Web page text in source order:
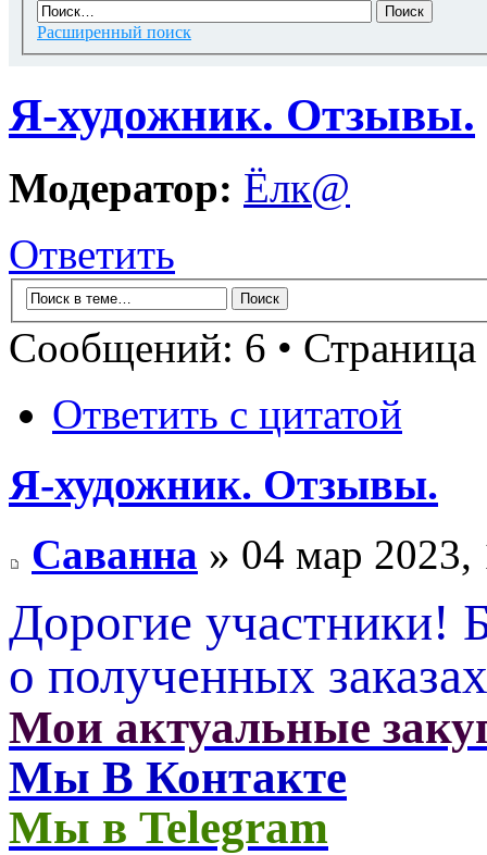
Расширенный поиск
Я-художник. Отзывы.
Модератор: Ёлк@
Ответить
Сообщений: 6 • Страница
Ответить с цитатой
Я-художник. Отзывы.
Саванна » 04 мар 2023,
Дорогие участники!
о полученных
Мои актуальные
Мы В Контакте
Мы в Telegram